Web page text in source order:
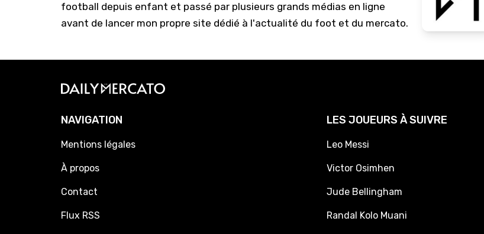
football depuis enfant et passé par plusieurs grands médias en ligne
avant de lancer mon propre site dédié à l'actualité du foot et du mercato.
NAVIGATION
Mentions légales
À propos
Contact
Flux RSS
LES JOUEURS À SUIVRE
Leo Messi
Victor Osimhen
Jude Bellingham
Randal Kolo Muani